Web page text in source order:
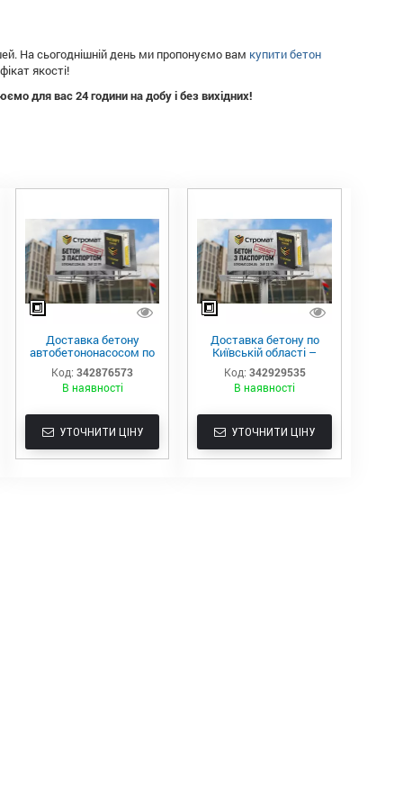
На сьогоднішній день ми пропонуємо вам купити бетон
якості!
для вас 24 години на добу і без вихідних!
Доставка бетону
автобетононасосом по
Києву
Код: 342876573
В наявності
УТОЧНИТИ ЦІНУ
Доставка бетону по
Київській області –
Буча, Ірпінь, Ворзель,
Гостомель
Код: 342929535
В наявності
УТОЧНИТИ ЦІНУ